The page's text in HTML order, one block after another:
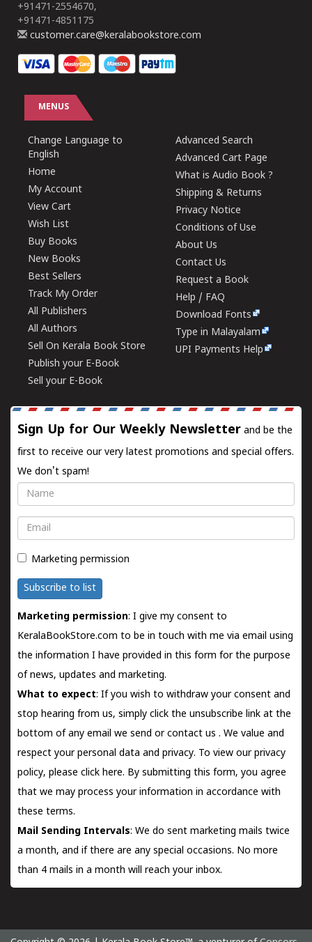
+91471-2554670,
+91471-4851175
customer.care@keralabookstore.com
MENUS
Change Language to
English
Home
My Account
View Cart
Wish List
Buy Books
New Books
Best Sellers
Track My Order
All Publishers
All Authors
Sell On Kerala Book Store
Publish your E-Book
Sell your E-Book
Advanced Search
Advanced Cart Page
What is Audio Book ?
Shipping & Returns
Privacy Notice
Conditions of Use
About Us
Contact Us
Request a Book
Help / FAQ
Download Fonts
Type in Malayalam
UPI Payments Help
Sign Up for Our Weekly Newsletter and be the
first to receive our very latest promotions and special offers.
We don't spam!
Name
Email
Marketing permission
Subscribe to list
Marketing permission: I give my consent to
KeralaBookStore.com to be in touch with me via email using
the information I have provided in this form for the purpose
of news, updates and marketing.
What to expect: If you wish to withdraw your consent and
stop hearing from us, simply click the unsubscribe link at the
bottom of any email we send orcontact us . We value and
respect your personal data and privacy. To view our privacy
policy, please click here. By submitting this form, you agree
that we may process your information in accordance with
these terms.
Mail Sending Intervals: We do sent marketing mails twice
a month, and if there are any special occasions. No more
than 4 mails in a month will reach your inbox.